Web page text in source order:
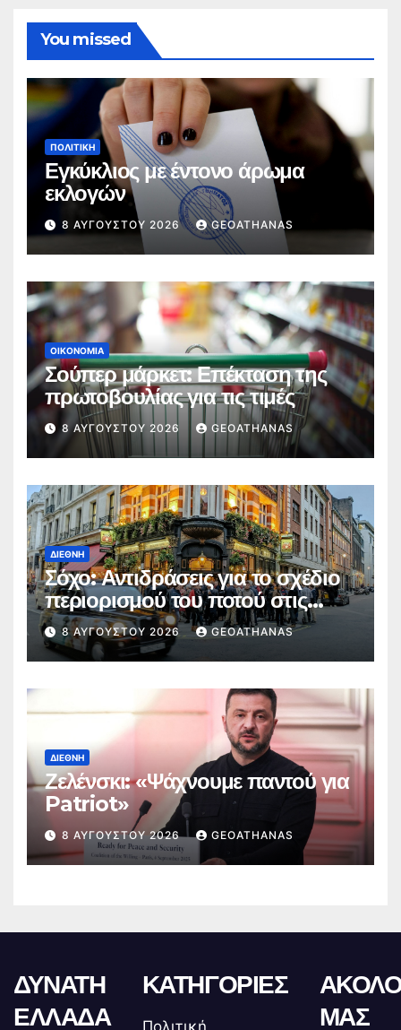
You missed
ΠΟΛΙΤΙΚΉ
Εγκύκλιος με έντονο άρωμα
εκλογών
8 ΑΥΓΟΎΣΤΟΥ 2026 GEOATHANAS
ΟΙΚΟΝΟΜΊΑ
Σούπερ μάρκετ: Επέκταση της
πρωτοβουλίας για τις τιμές
8 ΑΥΓΟΎΣΤΟΥ 2026 GEOATHANAS
ΔΙΕΘΝΉ
Σόχο: Αντιδράσεις για το σχέδιο
περιορισμού του ποτού στις
παμπ
8 ΑΥΓΟΎΣΤΟΥ 2026 GEOATHANAS
ΔΙΕΘΝΉ
Ζελένσκι: «Ψάχνουμε παντού για
Patriot»
8 ΑΥΓΟΎΣΤΟΥ 2026 GEOATHANAS
ΔΥΝΑΤΗ
ΕΛΛΑΔΑ
ΚΑΤΗΓΟΡΙΕΣ
ΜΑΣ